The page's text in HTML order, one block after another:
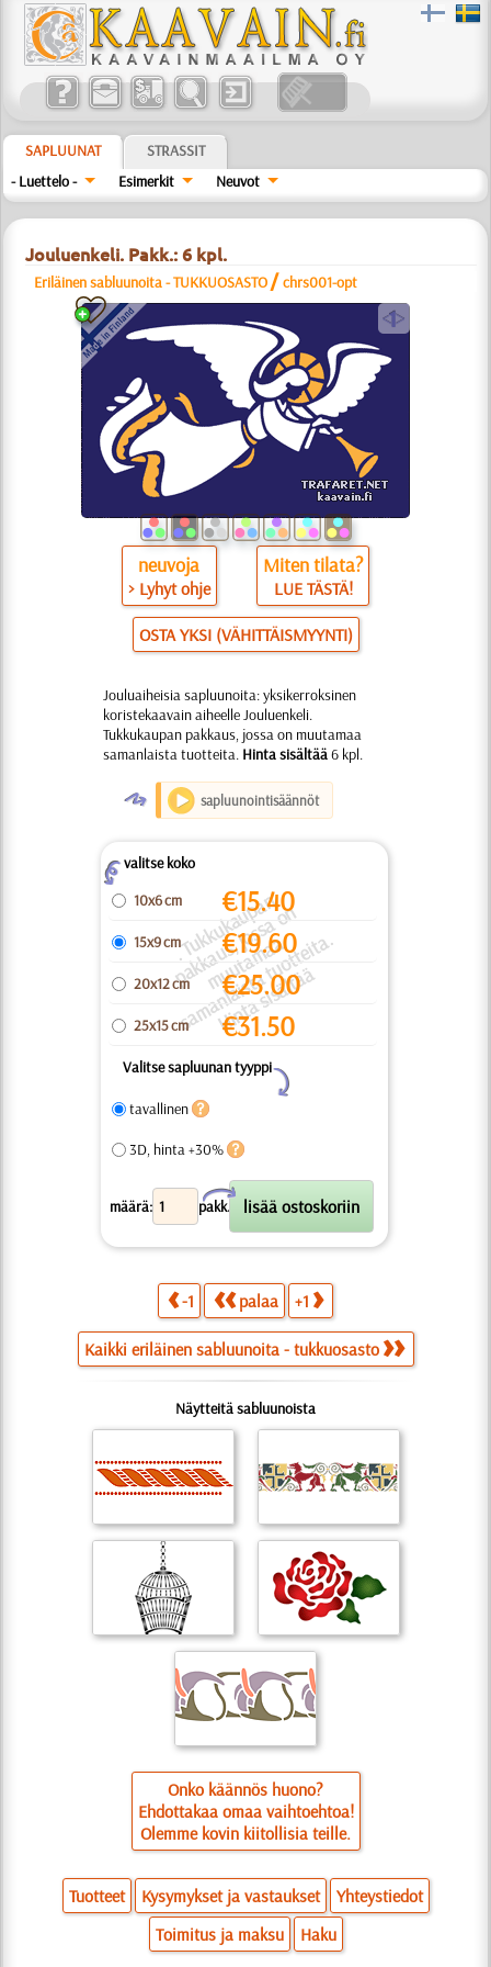
SAPLUUNAT
STRASSIT
- Luettelo -
Esimerkit Neuvot
Jouluenkeli. Pakk.: 6 kpl.
Eriläinen sabluunoita - TUKKUOSASTO /chrs001-opt
a
neuvoja
> Lyhyt ohje
Miten tilata?
LUE TÄSTÄ!
OSTA YKSI (VÄHITTÄISMYYNTI)
Jouluaiheisia sapluunoita: yksikerroksinen
koristekaavain aiheelle Jouluenkeli.
Tukkukaupan pakkaus, jossa on muutamaa
samanlaista tuotteita. Hinta sisältää6 kpl.
O sapluunointisäännöt
Zvalitse koko
.
T
u
k
k
u
k
a
u
p
a
n
p
a
k
k
a
u
s, j
o
s
s
a
o
n
m
u
u
t
a
m
a
a
s
a
m
a
nl
ai
s
t
a
t
u
o
t
t
ei
t
a.
Hi
n
t
a
si
s
äl
t
ä
ä
10x6 cm €15.40
15x9 cm €19.60
20x12 cm €25.00
25x15 cm €31.50
Valitse sapluunan tyyppi
Y
tavallinen
3D, hinta +30%
määrä: pakk.
X
-1 palaa +1
Kaikki eriläinen sabluunoita - tukkuosasto
Näytteitä sabluunoista
Onko käännös huono?
Ehdottakaa omaa vaihtoehtoa!
Olemme kovin kiitollisia teille.
Tuotteet Kysymykset ja vastaukset
Yhteystiedot
Toimitus ja maksu
Haku